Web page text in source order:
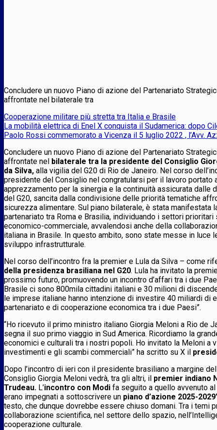
Concludere un nuovo Piano di azione del Partenariato
affrontate nel bilaterale tra
Cooperazione militare più stretta tra Italia e Brasile
La mobilità elettrica di Enel X conquista il Sudamerica: dopo
Paolo Rossi commemorato a Vicenza il 5 luglio 2022 , l’Avv.
Concludere un nuovo Piano di azione del Partenariato
affrontate nel bilaterale tra la presidente del Consiglio
da Silva, alla vigilia del G20 di Rio de Janeiro. Nel corso
presidente del Consiglio nel congratularsi per il lavoro
apprezzamento per la sinergia e la continuità assicurata dalle
del G20, sancita dalla condivisione delle priorità tematiche
sicurezza alimentare. Sul piano bilaterale, è stata
partenariato tra Roma e Brasilia, individuando i settori
economico-commerciale, avvalendosi anche della
italiana in Brasile. In questo ambito, sono state messe in luce
sviluppo infrastrutturale.
Nel corso dell’incontro fra la premier e Lula da Silva – come
della presidenza brasiliana nel G20. Lula ha invitato la
prossimo futuro, promuovendo un incontro d’affari tra i due
Brasile ci sono 800mila cittadini italiani e 30 milioni di
le imprese italiane hanno intenzione di investire 40 miliardi di
partenariato e di cooperazione economica tra i due Paesi”.
“Ho ricevuto il primo ministro italiano Giorgia Meloni a Rio de
segna il suo primo viaggio in Sud America. Ricordiamo la
economici e culturali tra i nostri popoli. Ho invitato la Meloni a
investimenti e gli scambi commerciali” ha scritto su X il
Dopo l’incontro di ieri con il presidente brasiliano a margine
Consiglio Giorgia Meloni vedrà, tra gli altri, il premier indiano
Trudeau. L’incontro con Modi fa seguito a quello avvenuto
erano impegnati a sottoscrivere un piano d’azione 2025-
testo, che dunque dovrebbe essere chiuso domani. Tra i temi
collaborazione scientifica, nel settore dello spazio,
cooperazione culturale.